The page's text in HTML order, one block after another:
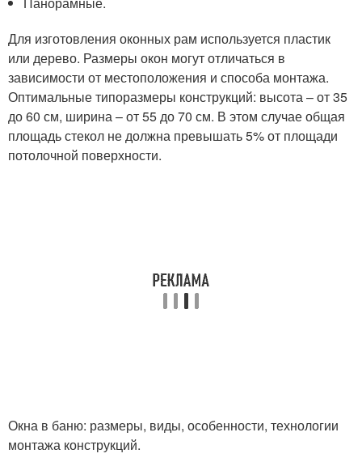
Для изготовления оконных рам используется пластик
или дерево. Размеры окон могут отличаться в
зависимости от местоположения и способа монтажа.
Оптимальные типоразмеры конструкций: высота – от 35
до 60 см, ширина – от 55 до 70 см. В этом случае общая
площадь стекол не должна превышать 5% от площади
потолочной поверхности.
Окна в баню: размеры, виды, особенности, технологии
монтажа конструкций.